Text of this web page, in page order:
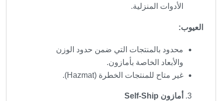
الأدوات المنزلية.
العيوب:
محدود بالمنتجات التي ضمن حدود الوزن
والأبعاد الخاصة بأمازون.
غير متاح للمنتجات الخطرة (Hazmat).
أمازون Self-Ship